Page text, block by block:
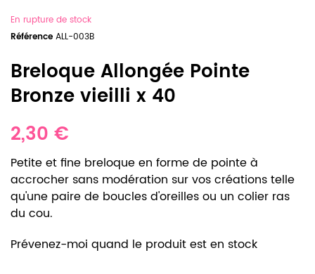
En rupture de stock
Référence ALL-003B
Breloque Allongée Pointe
Bronze vieilli x 40
2,30 €
Petite et fine breloque en forme de pointe à
accrocher sans modération sur vos créations telle
qu'une paire de boucles d'oreilles ou un colier ras
du cou.
Prévenez-moi quand le produit est en stock